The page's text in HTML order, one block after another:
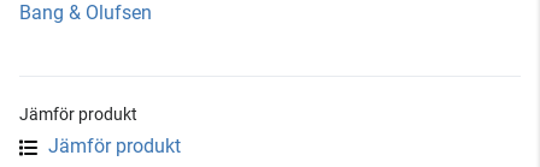
Bang & Olufsen
Jämför produkt
Jämför produkt